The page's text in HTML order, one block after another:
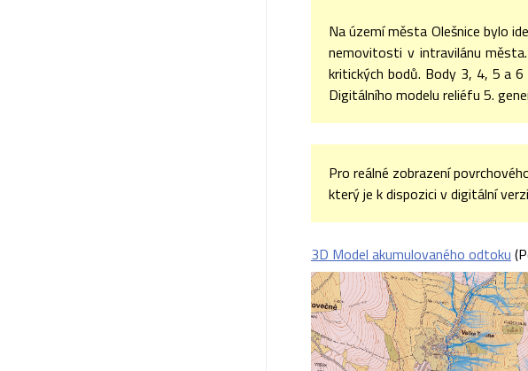
Na území města Olešnice bylo
nemovitosti v intravilánu
kritických bodů. Body 3, 4, 5 a
Digitálního modelu reliéfu 5.
Pro reálné zobrazení
který je k dispozici v digitální
3D Model akumulovaného odtoku